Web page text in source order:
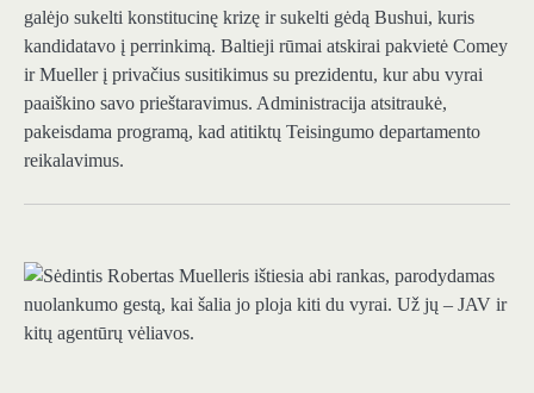
galėjo sukelti konstitucinę krizę ir sukelti gėdą Bushui, kuris
kandidatavo į perrinkimą. Baltieji rūmai atskirai pakvietė Comey
ir Mueller į privačius susitikimus su prezidentu, kur abu vyrai
paaiškino savo prieštaravimus. Administracija atsitraukė,
pakeisdama programą, kad atitiktų Teisingumo departamento
reikalavimus.